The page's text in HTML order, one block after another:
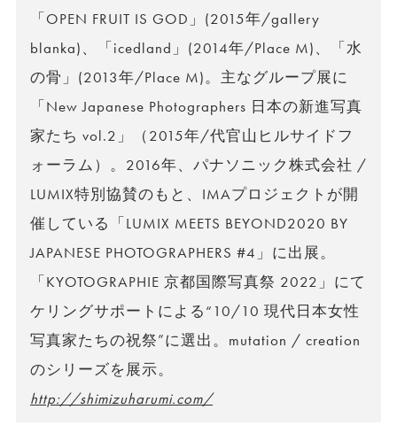
「OPEN FRUIT IS GOD」(2015年/gallery
blanka)、「icedland」(2014年/Place M)、「水
の骨」(2013年/Place M)。主なグループ展に
「New Japanese Photographers 日本の新進写真
家たち vol.2」（2015年/代官山ヒルサイドフ
ォーラム）。2016年、パナソニック株式会社 /
LUMIX特別協賛のもと、IMAプロジェクトが開
催している「LUMIX MEETS BEYOND2020 BY
JAPANESE PHOTOGRAPHERS #4」に出展。
「KYOTOGRAPHIE 京都国際写真祭 2022」にて
ケリングサポートによる“10/10 現代日本女性
写真家たちの祝祭”に選出。mutation / creation
のシリーズを展示。
http://shimizuharumi.com/